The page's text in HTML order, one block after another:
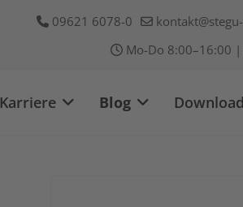
09621 6078-0
Mo-Do 8:00–16:00
Karriere Blog